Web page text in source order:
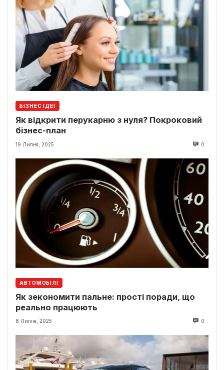
БІЗНЕС ІДЕЇ
Як відкрити перукарню з нуля? Покроковий
бізнес-план
19 Липня, 2025 0
АВТОМОБІЛІ
Як зекономити пальне: прості поради, що
реально працюють
8 Липня, 2025 0